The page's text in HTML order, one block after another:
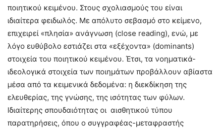
ποιητικού κειμένου. Στους σχολιασμούς του είναι
ιδιαίτερα φειδωλός. Με απόλυτο σεβασμό στο κείμενο,
επιχειρεί «πλησία» ανάγνωση (close reading), ενώ, με
λόγο ευθύβολο εστιάζει στα «εξέχοντα» (dominants)
στοιχεία του ποιητικού κειμένου. Έτσι, τα νοηματικά-
ιδεολογικά στοιχεία των ποιημάτων προβάλλουν αβίαστα
μέσα από τα κειμενικά δεδομένα: η διεκδίκηση της
ελευθερίας, της γνώσης, της ισότητας των φύλων.
Ιδιαίτερης σπουδαιότητας οι αισθητικού τύπου
παρατηρήσεις, όπου ο συγγραφέας-μεταφραστής